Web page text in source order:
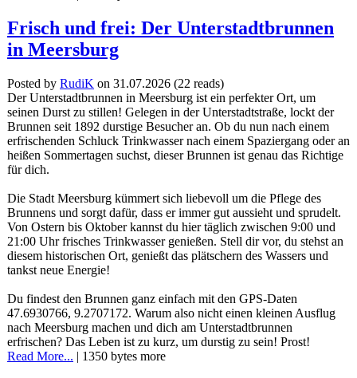
Frisch und frei: Der Unterstadtbrunnen
in Meersburg
Posted by RudiK on 31.07.2026 (22 reads)
Der Unterstadtbrunnen in Meersburg ist ein perfekter Ort, um
seinen Durst zu stillen! Gelegen in der Unterstadtstraße, lockt der
Brunnen seit 1892 durstige Besucher an. Ob du nun nach einem
erfrischenden Schluck Trinkwasser nach einem Spaziergang oder an
heißen Sommertagen suchst, dieser Brunnen ist genau das Richtige
für dich.
Die Stadt Meersburg kümmert sich liebevoll um die Pflege des
Brunnens und sorgt dafür, dass er immer gut aussieht und sprudelt.
Von Ostern bis Oktober kannst du hier täglich zwischen 9:00 und
21:00 Uhr frisches Trinkwasser genießen. Stell dir vor, du stehst an
diesem historischen Ort, genießt das plätschern des Wassers und
tankst neue Energie!
Du findest den Brunnen ganz einfach mit den GPS-Daten
47.6930766, 9.2707172. Warum also nicht einen kleinen Ausflug
nach Meersburg machen und dich am Unterstadtbrunnen
erfrischen? Das Leben ist zu kurz, um durstig zu sein! Prost!
Read More... | 1350 bytes more